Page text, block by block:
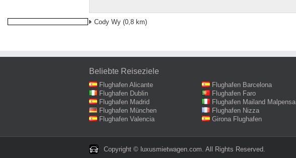
Cody Wy (0,8 km)
Beliebte Reiseziele
Flughafen Alicante Flughafen Barcelona
Flughafen Dublin
Flughafen Faro
Flughafen Madrid
Flughafen Mailand Malpensa
Flughafen München
Flughafen Nizza
Flughafen Valencia
Girona Flughafen
Copyright © luxusmietwagen.com. All Rights Reserved.‎